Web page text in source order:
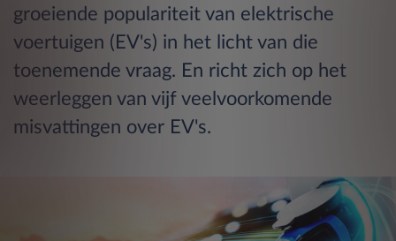
groeiende populariteit van elektrische
voertuigen (EV's) in het licht van die
toenemende vraag. En richt zich op het
weerleggen van vijf veelvoorkomende
misvattingen over EV's.